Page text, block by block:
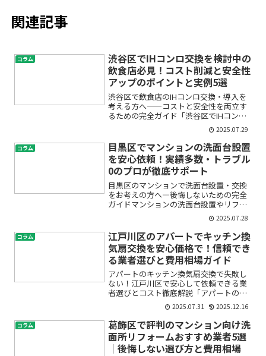
関連記事
コラム
渋谷区でIHコンロ交換を検討中の
飲食店必見！コスト削減と安全性
アップのポイントと実例5選
渋谷区で飲食店のIHコンロ交換・導入を
考える方へ――コストと安全性を両立す
るための完全ガイド「渋谷区でIHコンロ
を交換したい。でも初めてのことで何か
ら始めていいかわからない」「業務用の
IHコンロって本当にコスト削減につなが
るの？」――そんな...
2025.07.29
コラム
目黒区でマンションの洗面台設置
を安心依頼！実績多数・トラブル
0のプロが徹底サポート
目黒区のマンションで洗面台設置・交換
をお考えの方へ―後悔しないための完全
ガイドマンションの洗面台設置やリフォ
ームを検討しているけれど、「どこに頼
めば安心できるの？」「費用や工事の流
れが分からず不安…」「せっかくの新し
い洗面台、失敗やトラブル...
2025.07.28
コラム
江戸川区のアパートでキッチン換
気扇交換を安心価格で！信頼でき
る業者選びと費用相場ガイド
アパートのキッチン換気扇交換で失敗し
ない！江戸川区で安心して依頼できる業
者選びとコスト徹底解説「アパートのキ
ッチン換気扇がうまく動かない」「修理
か交換か迷っている」「費用や業者選び
が分からず不安」――そんなお悩みはあ
りませんか？換気扇はキッ...
2025.07.31 2025.12.16
コラム
葛飾区で評判のマンション向け洗
面所リフォームおすすめ業者5選
｜後悔しない選び方と費用相場